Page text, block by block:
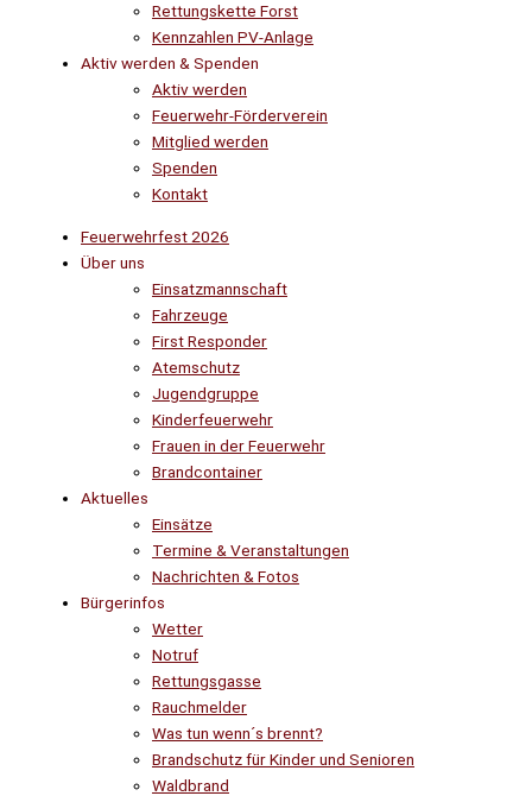
Rettungskette Forst
Kennzahlen PV-Anlage
Aktiv werden & Spenden
Aktiv werden
Feuerwehr-Förderverein
Mitglied werden
Spenden
Kontakt
Feuerwehrfest 2026
Über uns
Einsatzmannschaft
Fahrzeuge
First Responder
Atemschutz
Jugendgruppe
Kinderfeuerwehr
Frauen in der Feuerwehr
Brandcontainer
Aktuelles
Einsätze
Termine & Veranstaltungen
Nachrichten & Fotos
Bürgerinfos
Wetter
Notruf
Rettungsgasse
Rauchmelder
Was tun wenn´s brennt?
Brandschutz für Kinder und Senioren
Waldbrand